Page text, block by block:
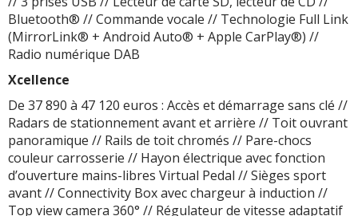
Bluetooth® // Commande vocale // Technologie Full Link
(MirrorLink® + Android Auto® + Apple CarPlay®) //
Radio numérique DAB
Xcellence
De 37 890 à 47 120 euros : Accès et démarrage sans clé //
Radars de stationnement avant et arrière // Toit ouvrant
panoramique // Rails de toit chromés // Pare-chocs
couleur carrosserie // Hayon électrique avec fonction
d’ouverture mains-libres Virtual Pedal // Sièges sport
avant // Connectivity Box avec chargeur à induction //
Top view camera 360° // Régulateur de vitesse adaptatif